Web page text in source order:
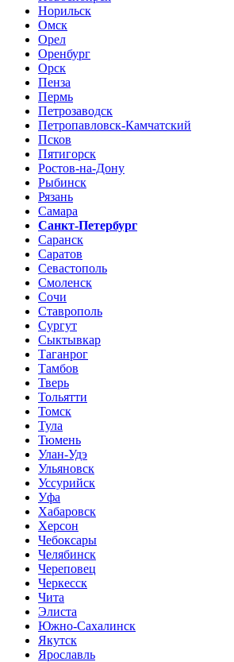
Норильск
Омск
Орел
Оренбург
Орск
Пенза
Пермь
Петрозаводск
Петропавловск-Камчатский
Псков
Пятигорск
Ростов-на-Дону
Рыбинск
Рязань
Самара
Санкт-Петербург
Саранск
Саратов
Севастополь
Смоленск
Сочи
Ставрополь
Сургут
Сыктывкар
Таганрог
Тамбов
Тверь
Тольятти
Томск
Тула
Тюмень
Улан-Удэ
Ульяновск
Уссурийск
Уфа
Хабаровск
Херсон
Чебоксары
Челябинск
Череповец
Черкесск
Чита
Элиста
Южно-Сахалинск
Якутск
Ярославль